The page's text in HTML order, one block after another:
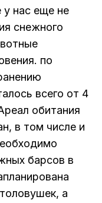
у нас еще не
снежного
по
всего от 4
обитания
в том числе и
барсов в
а